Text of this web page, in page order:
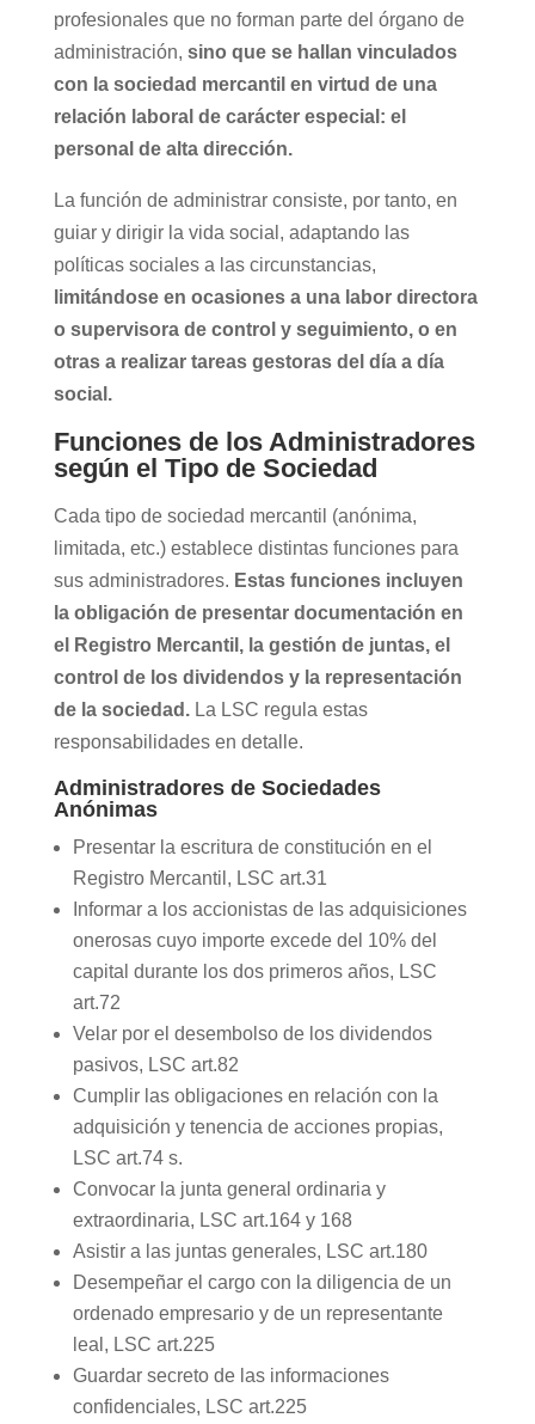
profesionales que no forman parte del órgano de
administración, sino que se hallan vinculados
con la sociedad mercantil en virtud de una
relación laboral de carácter especial: el
personal de alta dirección.
La función de administrar consiste, por tanto, en
guiar y dirigir la vida social, adaptando las
políticas sociales a las circunstancias,
limitándose en ocasiones a una labor directora
o supervisora de control y seguimiento, o en
otras a realizar tareas gestoras del día a día
social.
Funciones de los Administradores
según el Tipo de Sociedad
Cada tipo de sociedad mercantil (anónima,
limitada, etc.) establece distintas funciones para
sus administradores. Estas funciones incluyen
la obligación de presentar documentación en
el Registro Mercantil, la gestión de juntas, el
control de los dividendos y la representación
de la sociedad.La LSC regula estas
responsabilidades en detalle.
Administradores de Sociedades
Anónimas
Presentar la escritura de constitución en el
Registro Mercantil, LSC art.31
Informar a los accionistas de las adquisiciones
onerosas cuyo importe excede del 10% del
capital durante los dos primeros años, LSC
art.72
Velar por el desembolso de los dividendos
pasivos, LSC art.82
Cumplir las obligaciones en relación con la
adquisición y tenencia de acciones propias,
LSC art.74 s.
Convocar la junta general ordinaria y
extraordinaria, LSC art.164 y 168
Asistir a las juntas generales, LSC art.180
Desempeñar el cargo con la diligencia de un
ordenado empresario y de un representante
leal, LSC art.225
Guardar secreto de las informaciones
confidenciales, LSC art.225